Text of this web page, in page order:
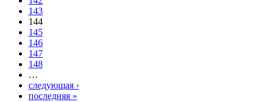
143
144
145
146
147
148
…
следующая ›
последняя »